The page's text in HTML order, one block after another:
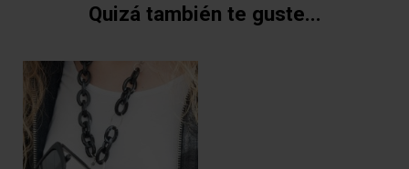
Quizá también te guste...